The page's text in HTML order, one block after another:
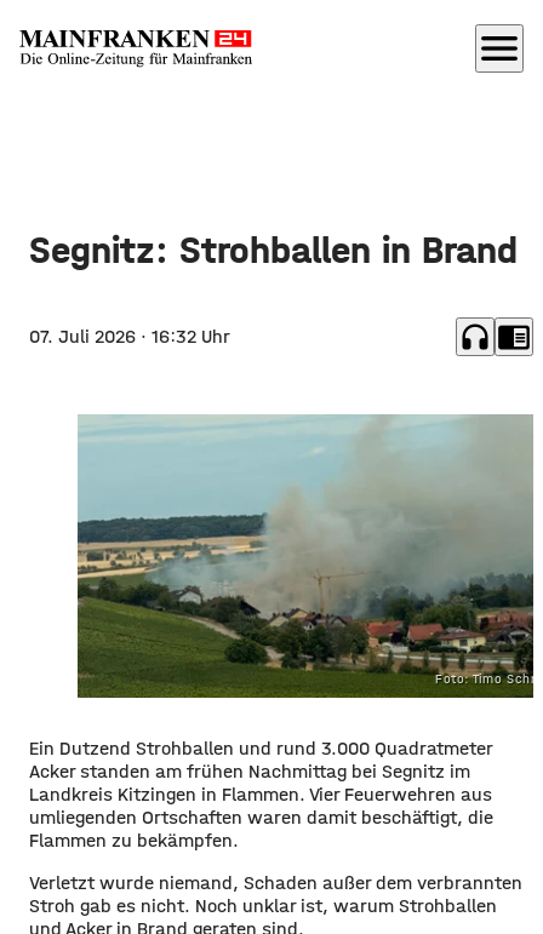
menu
Segnitz: Strohballen in Brand
07. Juli 2026 · 16:32 Uhr headphones chrome_reader_mode
Foto: Timo
Ein Dutzend Strohballen und rund 3.000 Quadratmeter
Acker standen am frühen Nachmittag bei Segnitz im
Landkreis Kitzingen in Flammen. Vier Feuerwehren aus
umliegenden Ortschaften waren damit beschäftigt, die
Flammen zu bekämpfen.
Verletzt wurde niemand, Schaden außer dem verbrannten
Stroh gab es nicht. Noch unklar ist, warum Strohballen
und Acker in Brand geraten sind.